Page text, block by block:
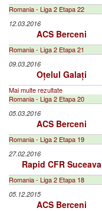
Romania - Liga 2 Etapa 22
12.03.2016
ACS Berceni
Romania - Liga 2 Etapa 21
09.03.2016
Oțelul Galați
Mai multe rezultate
Romania - Liga 2 Etapa 20
05.03.2016
ACS Berceni
Romania - Liga 2 Etapa 19
27.02.2016
Rapid CFR Suceava
Romania - Liga 2 Etapa 18
05.12.2015
ACS Berceni